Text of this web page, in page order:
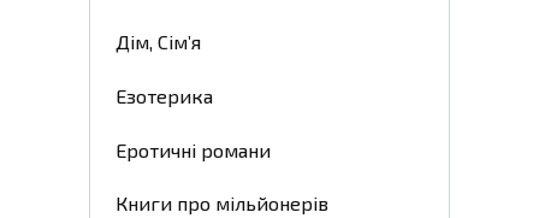
Дім, Сім’я
Езотерика
Еротичні романи
Книги про мільйонерів